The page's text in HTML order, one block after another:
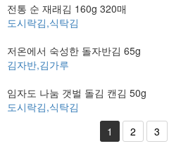
전통 순 재래김 160g 320매
도시락김,식탁김
저온에서 숙성한 돌자반김 65g
김자반,김가루
임자도 나눔 갯벌 돌김 캔김 50g
도시락김,식탁김
1
2 3